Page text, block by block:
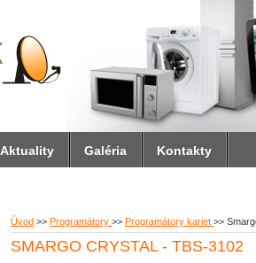
Úvod >> Programátory >> Programátory kariet >>
SMARGO CRYSTAL - TBS-3102
Aktuality Galéria Kontakty